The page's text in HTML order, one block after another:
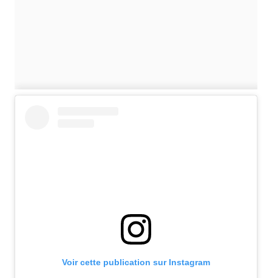
Voir cette publication sur Instagram